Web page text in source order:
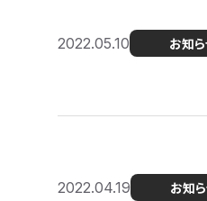
2022.05.10 お知
2022.04.19 お知